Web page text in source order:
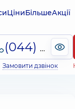
ЦіниБільшеАкції
(044) 495-2-888
Замовити дзвінок